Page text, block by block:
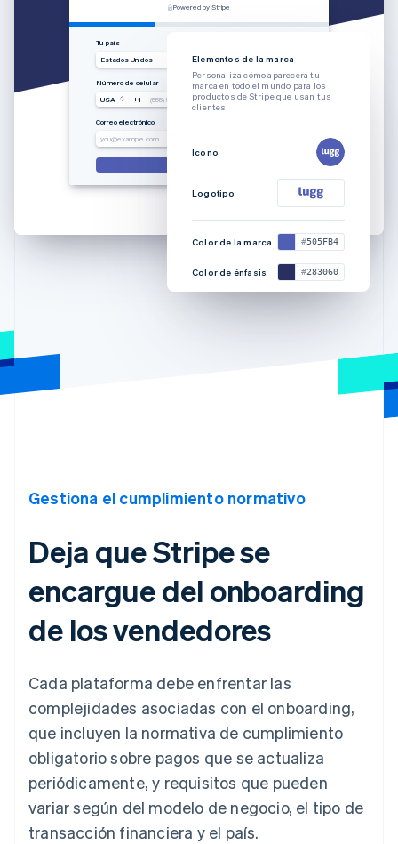
Powered by Stripe
Tu país
Estados Unidos
Número de celular
USA
+1 (555) 555-5555
Correo electrónico
you@example.com
Elementos de la marca
Personaliza cómo aparecerá tu
marca en todo el mundo para los
productos de Stripe que usan tus
clientes.
Ícono
Logotipo
Color de la marca 505FB4
Color de énfasis 283060
Gestiona el cumplimiento normativo
Deja que Stripe se
encargue del onboarding
de los vendedores
Cada plataforma debe enfrentar las
complejidades asociadas con el onboarding,
que incluyen la normativa de cumplimiento
obligatorio sobre pagos que se actualiza
periódicamente, y requisitos que pueden
variar según del modelo de negocio, el tipo de
transacción financiera y el país.